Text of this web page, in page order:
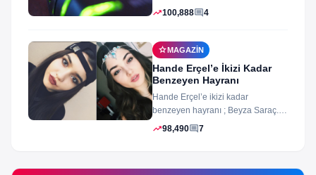
arayüz şifleri ve arayüzü farklı
trending_up100,888comment4
starMAGAZIN
Hande Erçel’e İkizi Kadar
Benzeyen Hayranı
Hande Erçel’e ikizi kadar
benzeyen hayranı ; Beyza Saraç.
Son zamanlarda Hande Erçel’e
trending_up98,490comment7